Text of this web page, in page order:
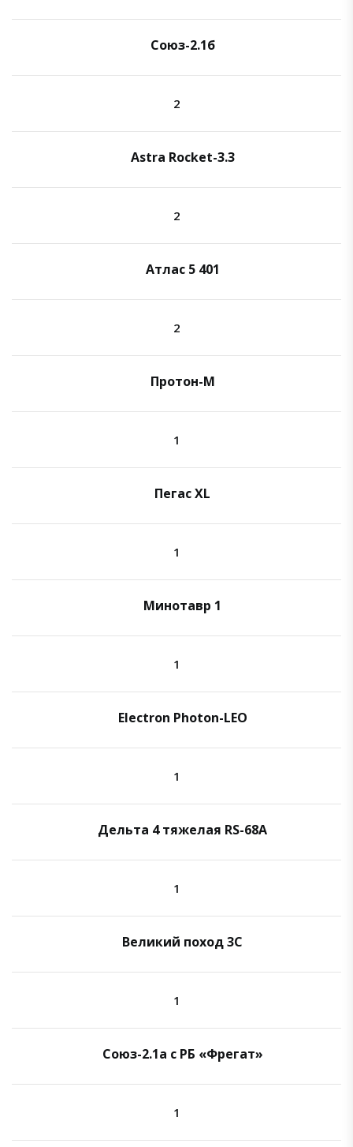
Союз-2.1б
2
Astra Rocket-3.3
2
Атлас 5 401
2
Протон-М
1
Пегас XL
1
Минотавр 1
1
Electron Photon-LEO
1
Дельта 4 тяжелая RS-68A
1
Великий поход 3C
1
Союз-2.1а с РБ «Фрегат»
1